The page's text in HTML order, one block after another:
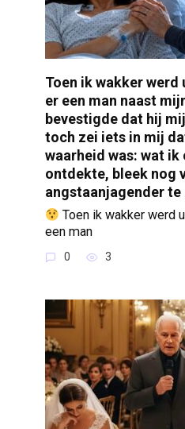
Toen ik wakker
er een man naast
bevestigde dat hij
toch zei iets in mij
waarheid was: wat
ontdekte, bleek nog
angstaanjagender te
Toen ik wakker werd
een man
0 3